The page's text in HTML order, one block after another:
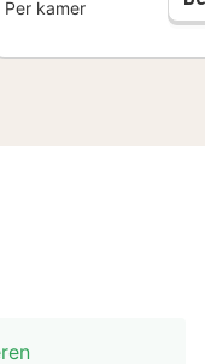
over 220 kamers
uitgerust met een
tot de wellness
Per kamer